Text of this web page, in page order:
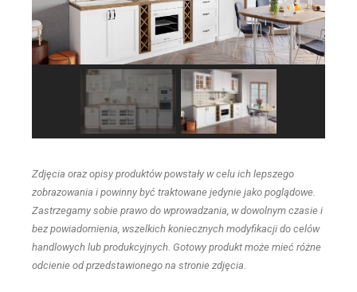
Zdjęcia oraz opisy produktów powstały w celu ich lepszego
zobrazowania i powinny być traktowane jedynie jako poglądowe.
Zastrzegamy sobie prawo do wprowadzania, w dowolnym czasie i
bez powiadomienia, wszelkich koniecznych modyfikacji do celów
handlowych lub produkcyjnych. Gotowy produkt może mieć różne
odcienie od przedstawionego na stronie zdjęcia.